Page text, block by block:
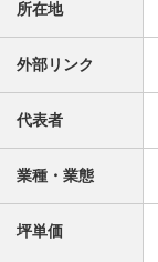
所在地
外部リンク
代表者
業種・業態
坪単価